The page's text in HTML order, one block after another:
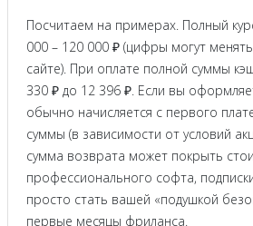
Посчитаем на примерах. Полный
000 – 120 000 ₽ (цифры могут
сайте). При оплате полной суммы
330 ₽ до 12 396 ₽. Если вы
обычно начисляется с первого
суммы (в зависимости от условий
сумма возврата может покрыть
профессионального софта,
просто стать вашей «подушкой
первые месяцы фриланса.